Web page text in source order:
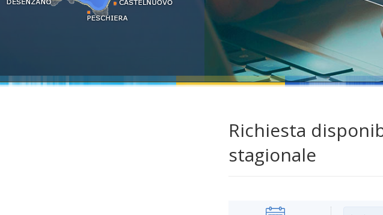
Informazioni e servizi
Richiesta
stagionale